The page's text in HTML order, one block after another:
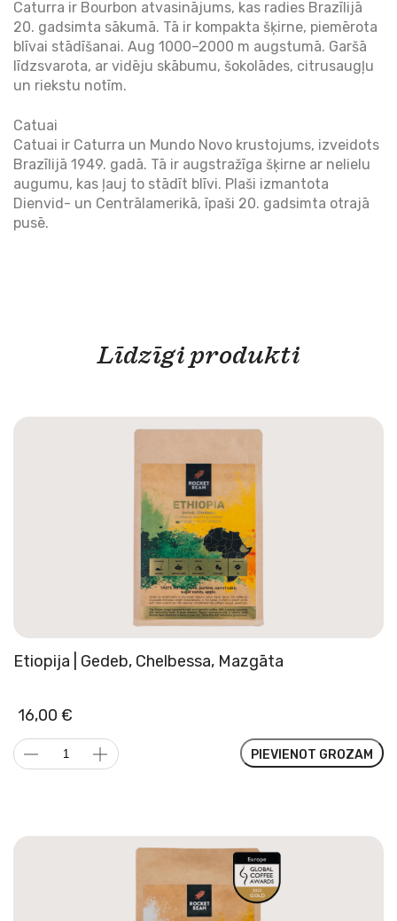
Caturra ir Bourbon atvasinājums, kas radies Brazīlijā
20. gadsimta sākumā. Tā ir kompakta šķirne, piemērota
blīvai stādīšanai. Aug 1000–2000 m augstumā. Garšā
līdzsvarota, ar vidēju skābumu, šokolādes, citrusaugļu
un riekstu notīm.
Catuai
Catuai ir Caturra un Mundo Novo krustojums, izveidots
Brazīlijā 1949. gadā. Tā ir augstražīga šķirne ar nelielu
augumu, kas ļauj to stādīt blīvi. Plaši izmantota
Dienvid- un Centrālamerikā, īpaši 20. gadsimta otrajā
pusē.
Līdzīgi produkti
Etiopija | Gedeb, Chelbessa, Mazgāta
16,00 €
Etiopija
Mazgāta
PIEVIENOT GROZAM